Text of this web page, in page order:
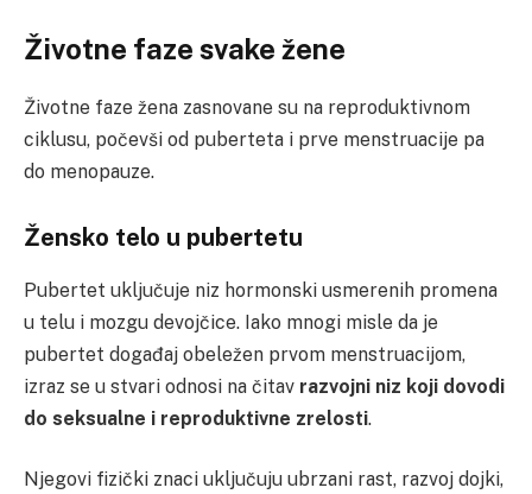
Životne faze svake žene
Životne faze žena zasnovane su na reproduktivnom
ciklusu, počevši od puberteta i prve menstruacije pa
do menopauze.
Žensko telo u pubertetu
Pubertet uključuje niz hormonski usmerenih promena
u telu i mozgu devojčice. Iako mnogi misle da je
pubertet događaj obeležen prvom menstruacijom,
izraz se u stvari odnosi na čitav razvojni niz koji dovodi
do seksualne i reproduktivne zrelosti.
Njegovi fizički znaci uključuju ubrzani rast, razvoj dojki,